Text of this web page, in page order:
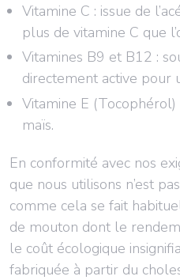
Vitamine C : issue de
plus de vitamine C que
Vitamines B9 et B12 :
directement active pour
Vitamine E (Tocophérol)
maïs.
En conformité avec nos
que nous utilisons n’est
comme cela se fait
de mouton dont le
le coût écologique
fabriquée à partir du